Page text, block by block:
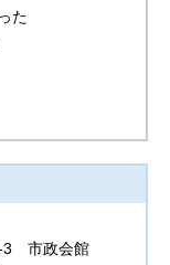
た
3 市政会館